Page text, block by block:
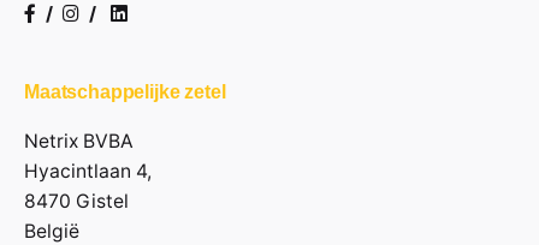
/ /
Maatschappelijke zetel
Netrix BVBA
Hyacintlaan 4,
8470 Gistel
België